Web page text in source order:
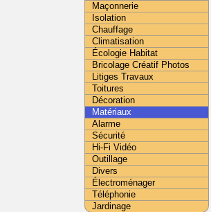
Maçonnerie
Isolation
Chauffage
Climatisation
Écologie Habitat
Bricolage Créatif Photos
Litiges Travaux
Toitures
Décoration
Matériaux
Alarme
Sécurité
Hi-Fi Vidéo
Outillage
Divers
Électroménager
Téléphonie
Jardinage